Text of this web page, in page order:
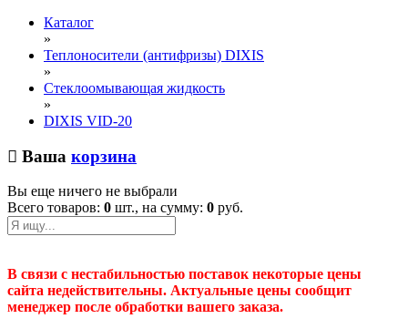
Каталог
»
Теплоносители (антифризы) DIXIS
»
Cтеклоомывающая жидкость
»
DIXIS VID-20
Ваша корзина
Вы еще ничего не выбрали
Всего товаров: 0 шт., на сумму: 0 руб.
В связи с нестабильностью поставок некоторые цены
сайта недействительны. Актуальные цены сообщит
менеджер после обработки вашего заказа.